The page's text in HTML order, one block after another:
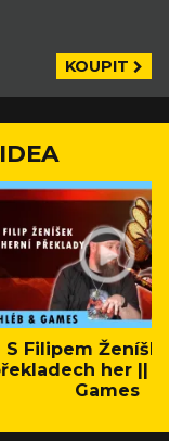
KOUPIT
S Filipem
her ||
Games